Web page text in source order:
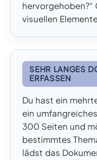
visuellen
SEHR LANGES
ERFASSEN
Du hast ein
ein
300 Seiten und
bestimmtes
lädst das